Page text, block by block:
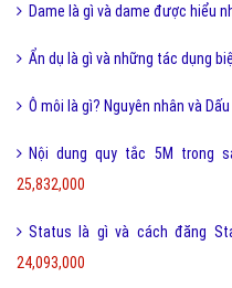
Dame là gì và dame được hiểu
Ẩn dụ là gì và những tác dụng
Ô môi là gì? Nguyên nhân và
Nội dung quy tắc 5M trong
25,832,000
Status là gì và cách đăng
24,093,000